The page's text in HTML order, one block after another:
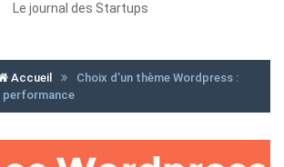
Le journal des Startups
Accueil
Choix d’un thème Wordpress :
performance